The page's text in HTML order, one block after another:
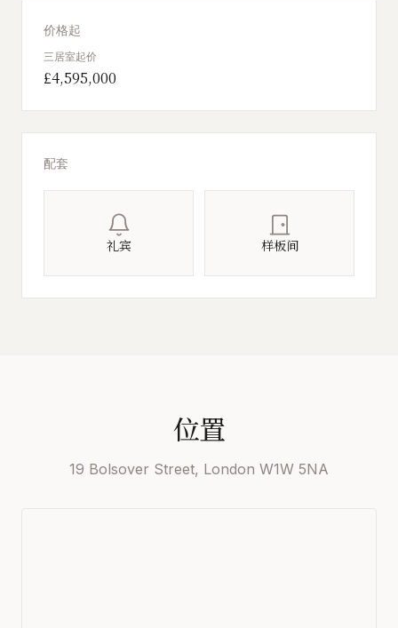
价格起
三居室起价
£4,595,000
配套
礼宾 样板间
位置
19 Bolsover Street, London W1W 5NA